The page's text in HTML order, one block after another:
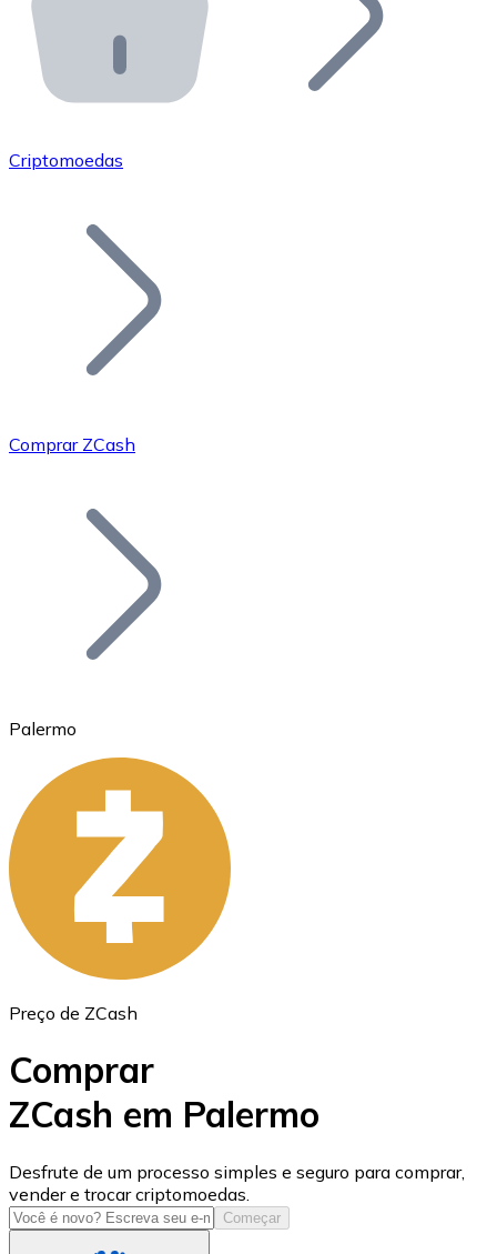
API Bitnovo
Integre nossa API no seu ecossistema.
Junte-se à nossa rede de revendedores e comercialize
Adicione o token do seu projeto ao nosso serviço de
Bitcoin
Ethereum
ETH
USD Coin
USDC
Criptomoedas
Comprar ZCash
Palermo
Preço de ZCash
Comprar
ZCash em Palermo
Desfrute de um processo simples e seguro para comprar,
vender e trocar criptomoedas.
Começar